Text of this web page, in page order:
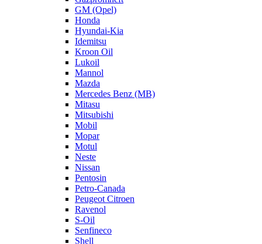
GM (Opel)
Honda
Hyundai-Kia
Idemitsu
Kroon Oil
Lukoil
Mannol
Mazda
Mercedes Benz (MB)
Mitasu
Mitsubishi
Mobil
Mopar
Motul
Neste
Nissan
Pentosin
Petro-Canada
Peugeot Citroen
Ravenol
S-Oil
Senfineco
Shell